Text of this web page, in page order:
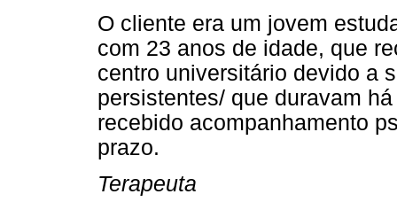
O cliente era um jovem
com 23 anos de idade, que
centro universitário devido a
persistentes/ que duravam
recebido acompanhamento
prazo.
Terapeuta